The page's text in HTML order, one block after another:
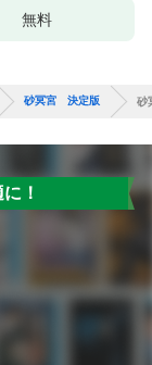
無料
砂冥宮 決定版 砂
！